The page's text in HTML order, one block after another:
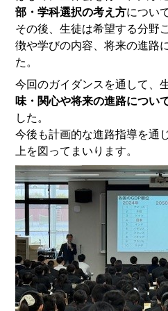
部・学科選択の考え方につい
その後、生徒は希望する分野
徴や学びの内容、将来の進路
た。
今回のガイダンスを通して、
味・関心や将来の進路につい
した。
今後も計画的な進路指導を通
上を図ってまいります。